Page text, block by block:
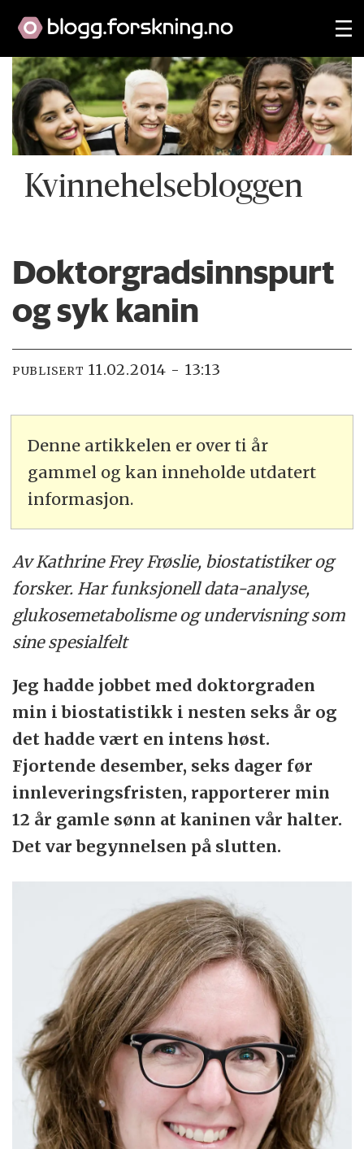
Kvinnehelsebloggen
Doktorgradsinnspurt
og syk kanin
PUBLISERT 11.02.2014 - 13:13
Denne artikkelen er over ti år
gammel og kan inneholde utdatert
informasjon.
Av Kathrine Frey Frøslie, biostatistiker og
forsker. Har funksjonell data-analyse,
glukosemetabolisme og undervisning som
sine spesialfelt
Jeg hadde jobbet med doktorgraden
min i biostatistikk i nesten seks år og
det hadde vært en intens høst.
Fjortende desember, seks dager før
innleveringsfristen, rapporterer min
12 år gamle sønn at kaninen vår halter.
Det var begynnelsen på slutten.